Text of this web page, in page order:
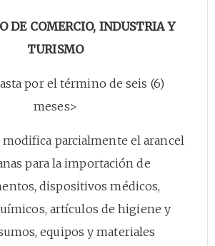
DE COMERCIO, INDUSTRIA Y
TURISMO
por el término de seis (6)
meses>
modifica parcialmente el arancel
para la importación de
dispositivos médicos,
artículos de higiene y
equipos y materiales